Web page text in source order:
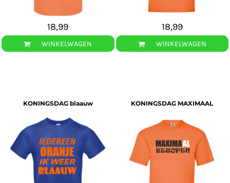
18,99
WINKELWAGEN
18,99
WINKELWAGEN
KONINGSDAG blaauw KONINGSDAG MAXIMAAL